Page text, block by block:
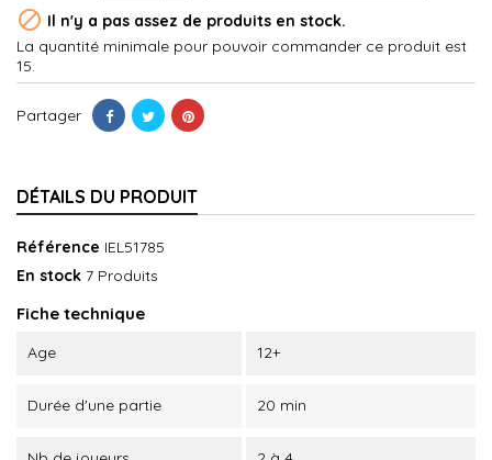
 Il n'y a pas assez de produits en stock.
La quantité minimale pour pouvoir commander ce produit est
15.
Partager
DÉTAILS DU PRODUIT
Référence IEL51785
En stock 7 Produits
Fiche technique
Age 12+
Durée d'une partie 20 min